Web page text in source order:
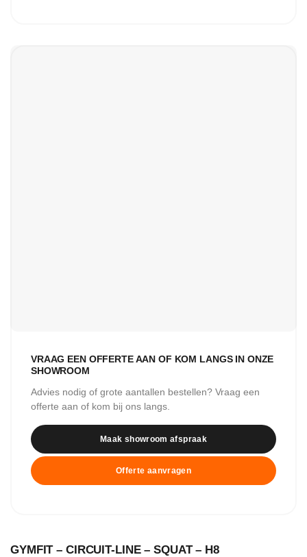
VRAAG EEN OFFERTE AAN OF KOM LANGS IN ONZE
SHOWROOM
Advies nodig of grote aantallen bestellen? Vraag een
offerte aan of kom bij ons langs.
Maak showroom afspraak
Offerte aanvragen
GYMFIT – CIRCUIT-LINE – SQUAT – H8